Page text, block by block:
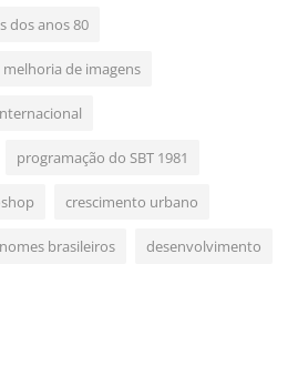
dos anos 80
melhoria de imagens
programação do SBT 1981
crescimento urbano
brasileiros desenvolvimento